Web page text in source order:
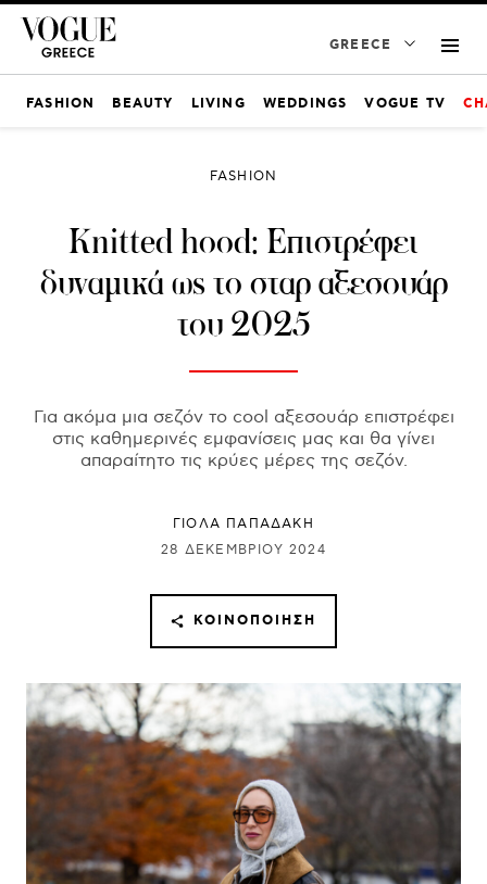
GREECE
FASHION BEAUTY LIVING WEDDINGS VOGUE TV
FASHION
Knitted hood: Επιστρέφει
δυναμικά ως το σταρ αξεσουάρ
του 2025
Για ακόμα μια σεζόν το cool αξεσουάρ επιστρέφει
στις καθημερινές εμφανίσεις μας και θα γίνει
απαραίτητο τις κρύες μέρες της σεζόν.
ΓΙΌΛΑ ΠΑΠΑΔΆΚΗ
28 ΔΕΚΕΜΒΡΊΟΥ 2024
ΚΟΙΝΟΠΟΊΗΣΗ